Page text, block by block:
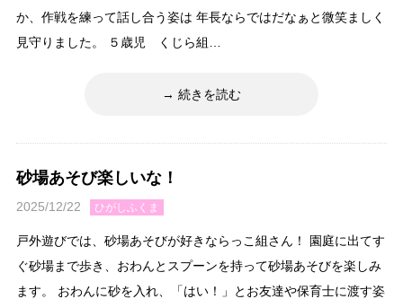
か、作戦を練って話し合う姿は 年長ならではだなぁと微笑ましく
見守りました。 ５歳児 くじら組…
続きを読む
砂場あそび楽しいな！
2025/12/22 ひがしふくま
戸外遊びでは、砂場あそびが好きならっこ組さん！ 園庭に出てす
ぐ砂場まで歩き、おわんとスプーンを持って砂場あそびを楽しみ
ます。 おわんに砂を入れ、「はい！」とお友達や保育士に渡す姿